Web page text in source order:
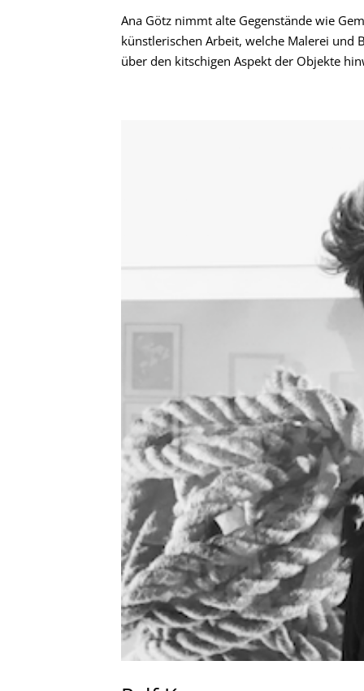
Ana Götz nimmt alte Gegenstände wie
künstlerischen Arbeit, welche Malerei und
über den kitschigen Aspekt der Objekte